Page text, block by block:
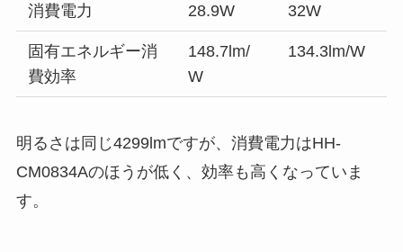
消費電力 28.9W 32W
固有エネルギー消
費効率
148.7lm/
W
134.3lm/W
明るさは同じ4299lmですが、消費電力はHH-
CM0834Aのほうが低く、効率も高くなっていま
す。